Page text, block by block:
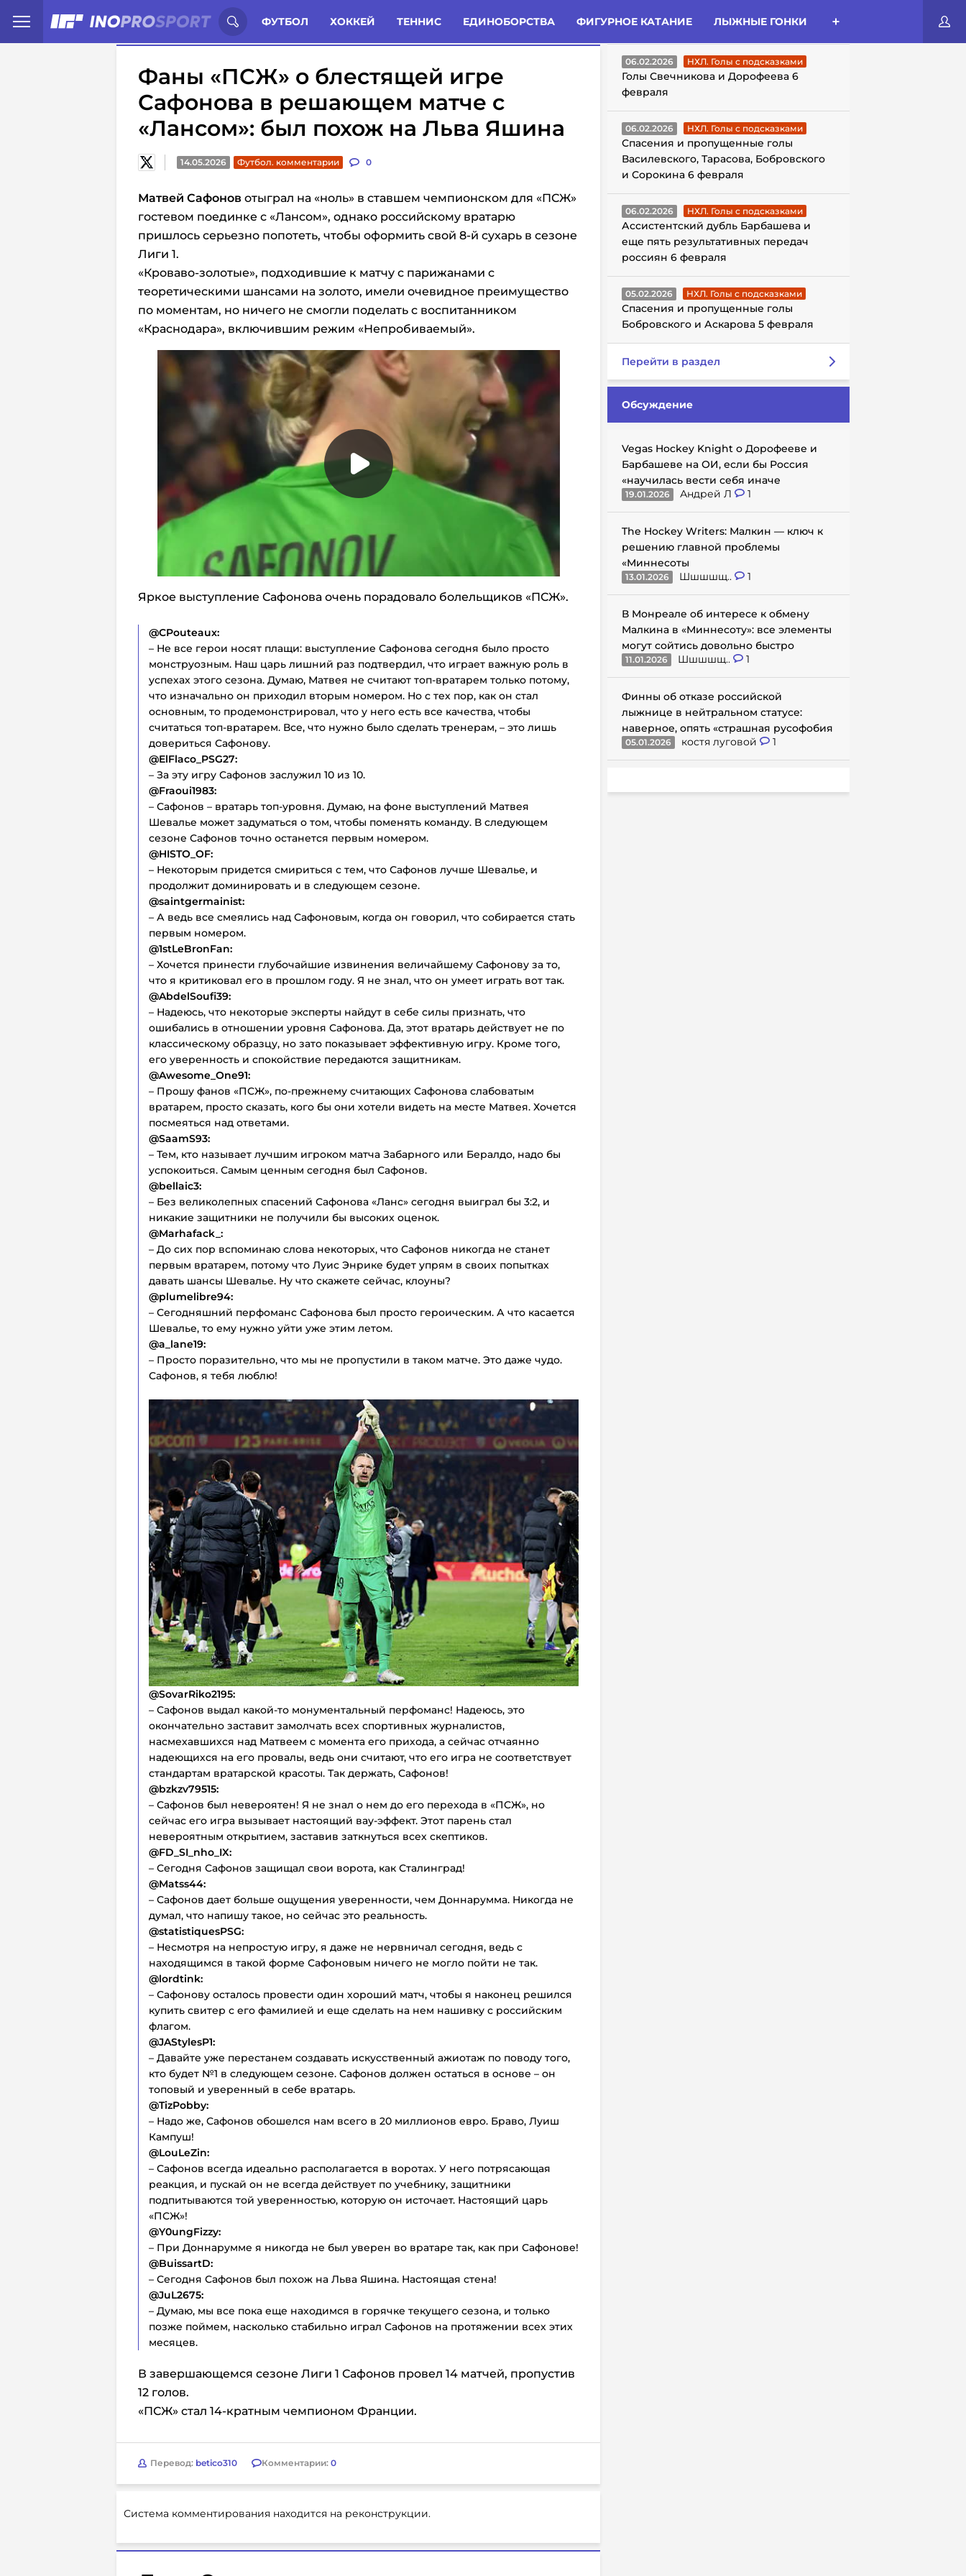
ФУТБОЛ ХОККЕЙ ТЕННИС ЕДИНОБОРСТВА ФИГУРНОЕ КАТАНИЕ ЛЫЖНЫЕ ГОНКИ
Иностранцы о спорте России: Статьи Комменты Новости
Фаны «ПСЖ» о блестящей игре
Сафонова в решающем матче с
«Лансом»: был похож на Льва Яшина
14.05.2026 Футбол. комментарии 0
Матвей Сафонов отыграл на «ноль» в ставшем чемпионском для «ПСЖ»
гостевом поединке с «Лансом», однако российскому вратарю
пришлось серьезно попотеть, чтобы оформить свой 8-й сухарь в сезоне
Лиги 1.
«Кроваво-золотые», подходившие к матчу с парижанами с
теоретическими шансами на золото, имели очевидное преимущество
по моментам, но ничего не смогли поделать с воспитанником
«Краснодара», включившим режим «Непробиваемый».
Яркое выступление Сафонова очень порадовало болельщиков «ПСЖ».
@CPouteaux:
– Не все герои носят плащи: выступление Сафонова сегодня было просто
монструозным. Наш царь лишний раз подтвердил, что играет важную роль в
успехах этого сезона. Думаю, Матвея не считают топ-вратарем только потому,
что изначально он приходил вторым номером. Но с тех пор, как он стал
основным, то продемонстрировал, что у него есть все качества, чтобы
считаться топ-вратарем. Все, что нужно было сделать тренерам, – это лишь
довериться Сафонову.
@ElFlaco_PSG27:
– За эту игру Сафонов заслужил 10 из 10.
@Fraoui1983:
– Сафонов – вратарь топ-уровня. Думаю, на фоне выступлений Матвея
Шевалье может задуматься о том, чтобы поменять команду. В следующем
сезоне Сафонов точно останется первым номером.
@HISTO_OF:
– Некоторым придется смириться с тем, что Сафонов лучше Шевалье, и
продолжит доминировать и в следующем сезоне.
@saintgermainist:
– А ведь все смеялись над Сафоновым, когда он говорил, что собирается стать
первым номером.
@1stLeBronFan:
– Хочется принести глубочайшие извинения величайшему Сафонову за то,
что я критиковал его в прошлом году. Я не знал, что он умеет играть вот так.
@AbdelSoufi39:
– Надеюсь, что некоторые эксперты найдут в себе силы признать, что
ошибались в отношении уровня Сафонова. Да, этот вратарь действует не по
классическому образцу, но зато показывает эффективную игру. Кроме того,
его уверенность и спокойствие передаются защитникам.
@Awesome_One91:
– Прошу фанов «ПСЖ», по-прежнему считающих Сафонова слабоватым
вратарем, просто сказать, кого бы они хотели видеть на месте Матвея. Хочется
посмеяться над ответами.
@SaamS93:
– Тем, кто называет лучшим игроком матча Забарного или Бералдо, надо бы
успокоиться. Самым ценным сегодня был Сафонов.
@bellaic3:
– Без великолепных спасений Сафонова «Ланс» сегодня выиграл бы 3:2, и
никакие защитники не получили бы высоких оценок.
@Marhafack_:
– До сих пор вспоминаю слова некоторых, что Сафонов никогда не станет
первым вратарем, потому что Луис Энрике будет упрям в своих попытках
давать шансы Шевалье. Ну что скажете сейчас, клоуны?
@plumelibre94:
– Сегодняшний перфоманс Сафонова был просто героическим. А что касается
Шевалье, то ему нужно уйти уже этим летом.
@a_lane19:
– Просто поразительно, что мы не пропустили в таком матче. Это даже чудо.
Сафонов, я тебя люблю!
@SovarRiko2195:
– Сафонов выдал какой-то монументальный перфоманс! Надеюсь, это
окончательно заставит замолчать всех спортивных журналистов,
насмехавшихся над Матвеем с момента его прихода, а сейчас отчаянно
надеющихся на его провалы, ведь они считают, что его игра не соответствует
стандартам вратарской красоты. Так держать, Сафонов!
@bzkzv79515:
– Сафонов был невероятен! Я не знал о нем до его перехода в «ПСЖ», но
сейчас его игра вызывает настоящий вау-эффект. Этот парень стал
невероятным открытием, заставив заткнуться всех скептиков.
@FD_SI_nho_IX:
– Сегодня Сафонов защищал свои ворота, как Сталинград!
@Matss44:
– Сафонов дает больше ощущения уверенности, чем Доннарумма. Никогда не
думал, что напишу такое, но сейчас это реальность.
@statistiquesPSG:
– Несмотря на непростую игру, я даже не нервничал сегодня, ведь с
находящимся в такой форме Сафоновым ничего не могло пойти не так.
@lordtink:
– Сафонову осталось провести один хороший матч, чтобы я наконец решился
купить свитер с его фамилией и еще сделать на нем нашивку с российским
флагом.
@JAStylesP1:
– Давайте уже перестанем создавать искусственный ажиотаж по поводу того,
кто будет №1 в следующем сезоне. Сафонов должен остаться в основе – он
топовый и уверенный в себе вратарь.
@TizPobby:
– Надо же, Сафонов обошелся нам всего в 20 миллионов евро. Браво, Луиш
Кампуш!
@LouLeZin:
– Сафонов всегда идеально располагается в воротах. У него потрясающая
реакция, и пускай он не всегда действует по учебнику, защитники
подпитываются той уверенностью, которую он источает. Настоящий царь
«ПСЖ»!
@Y0ungFizzy:
– При Доннарумме я никогда не был уверен во вратаре так, как при Сафонове!
@BuissartD:
– Сегодня Сафонов был похож на Льва Яшина. Настоящая стена!
@JuL2675:
– Думаю, мы все пока еще находимся в горячке текущего сезона, и только
позже поймем, насколько стабильно играл Сафонов на протяжении всех этих
месяцев.
В завершающемся сезоне Лиги 1 Сафонов провел 14 матчей, пропустив
12 голов.
«ПСЖ» стал 14-кратным чемпионом Франции.
Перевод: betico310 Комментарии: 0
Система комментирования находится на реконструкции.
ГОЛЫ С ПОДСКАЗКАМИ
06.02.2026 НХЛ. Голы с подсказками
Голы Свечникова и Дорофеева 6
февраля
06.02.2026 НХЛ. Голы с подсказками
Спасения и пропущенные голы
Василевского, Тарасова, Бобровского
и Сорокина 6 февраля
06.02.2026 НХЛ. Голы с подсказками
Ассистентский дубль Барбашева и
еще пять результативных передач
россиян 6 февраля
05.02.2026 НХЛ. Голы с подсказками
Спасения и пропущенные голы
Бобровского и Аскарова 5 февраля
Перейти в раздел
Обсуждение
Vegas Hockey Knight о Дорофееве и
Барбашеве на ОИ, если бы Россия
«научилась вести себя иначе
19.01.2026 Андрей Л 1
The Hockey Writers: Малкин — ключ к
решению главной проблемы
«Миннесоты
13.01.2026 Шшшшщ.. 1
В Монреале об интересе к обмену
Малкина в «Миннесоту»: все элементы
могут сойтись довольно быстро
11.01.2026 Шшшшщ.. 1
Финны об отказе российской
лыжнице в нейтральном статусе:
наверное, опять «страшная русофобия
05.01.2026 костя луговой 1